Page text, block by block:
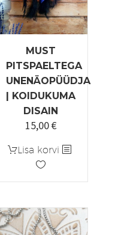
MUST
PITSPAELTEGA
UNENÄOPÜÜDJA
| KOIDUKUMA
DISAIN
15,00€
Lisa korvi